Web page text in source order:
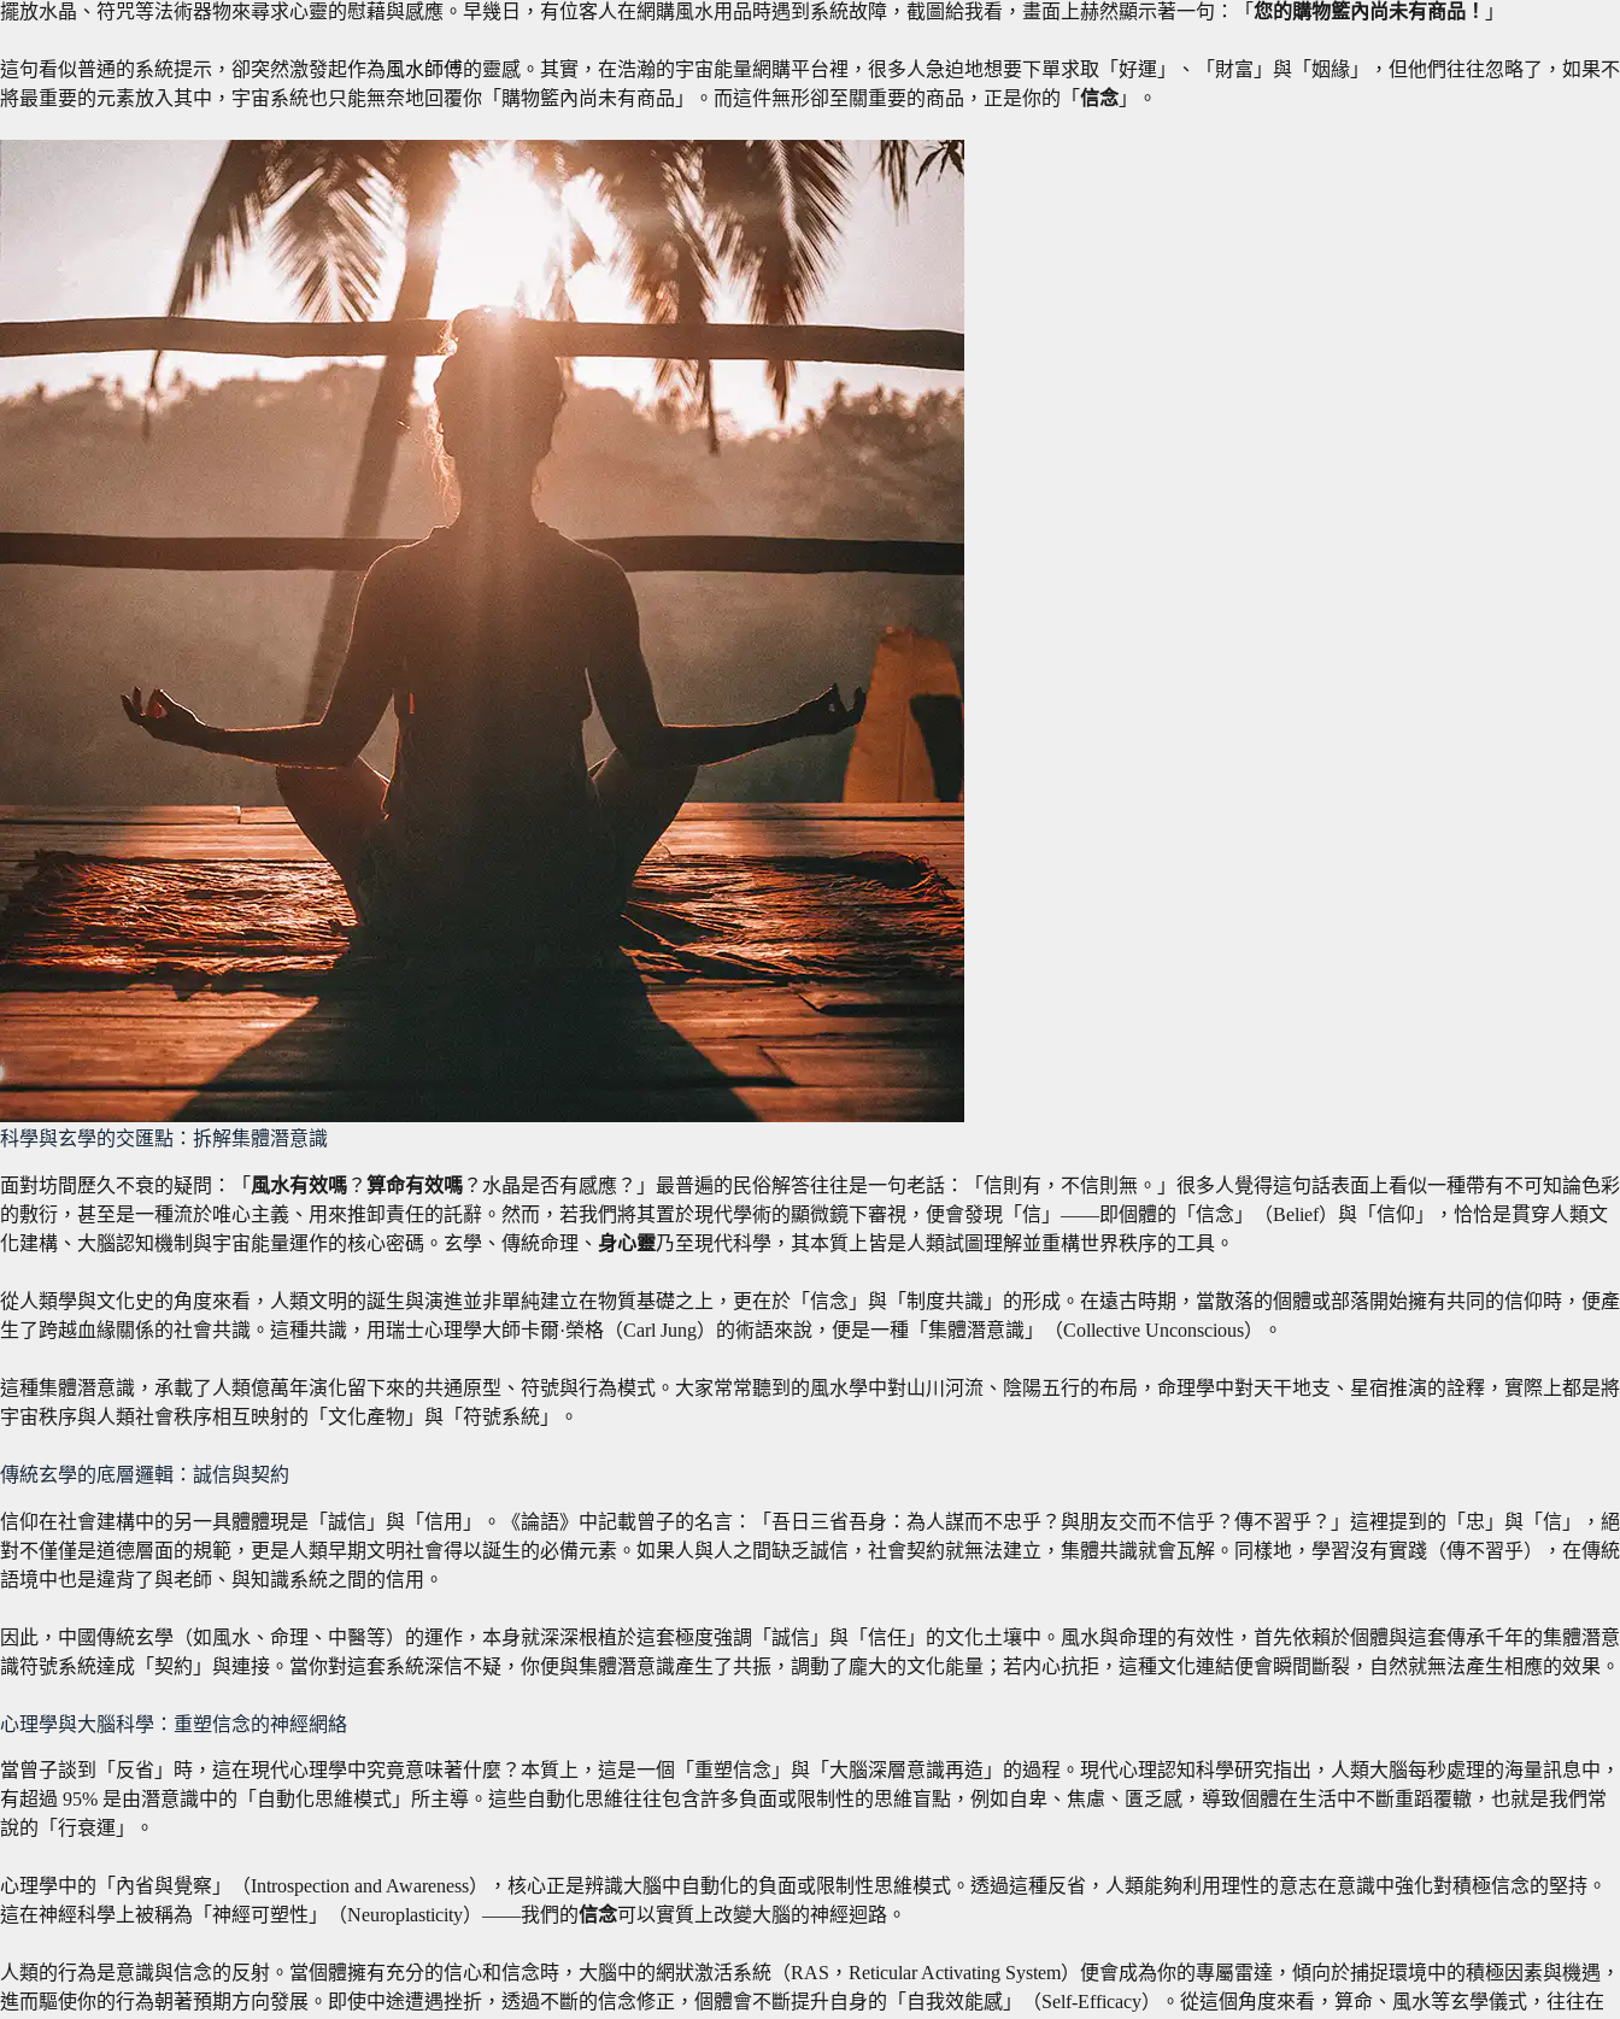
擺放水晶、符咒等法術器物來尋求心靈的慰藉與感應。早幾日，有位客人在網購風水用品時遇到系統故障，截圖給我看，畫面上赫然顯示著一句：「 您的購物籃內尚未有商品！ 」
這句看似普通的系統提示，卻突然激發起作為風水師傅的靈感。其實，在浩瀚的宇宙能量網購平台裡，很多人急迫地想要下單求取「好運」、「財富」與「姻緣」，但他們往往忽略了，如果不
將最重要的元素放入其中，宇宙系統也只能無奈地回覆你「購物籃內尚未有商品」。而這件無形卻至關重要的商品，正是你的「 信念 」。
科學與玄學的交匯點：拆解集體潛意識
面對坊間歷久不衰的疑問：「 風水有效嗎 ？ 算命有效嗎 ？水晶是否有感應？」最普遍的民俗解答往往是一句老話：「信則有，不信則無。」很多人覺得這句話表面上看似一種帶有不可知論色彩
的敷衍，甚至是一種流於唯心主義、用來推卸責任的託辭。然而，若我們將其置於現代學術的顯微鏡下審視，便會發現「信」——即個體的「信念」（Belief）與「信仰」，恰恰是貫穿人類文
化建構、大腦認知機制與宇宙能量運作的核心密碼。玄學、傳統命理、 身心靈乃至現代科學，其本質上皆是人類試圖理解並重構世界秩序的工具。
從人類學與文化史的角度來看，人類文明的誕生與演進並非單純建立在物質基礎之上，更在於「信念」與「制度共識」的形成。在遠古時期，當散落的個體或部落開始擁有共同的信仰時，便產
生了跨越血緣關係的社會共識。這種共識，用瑞士心理學大師卡爾·榮格（Carl Jung）的術語來說，便是一種「集體潛意識」（Collective Unconscious）。
這種集體潛意識，承載了人類億萬年演化留下來的共通原型、符號與行為模式。大家常常聽到的風水學中對山川河流、陰陽五行的布局，命理學中對天干地支、星宿推演的詮釋，實際上都是將
宇宙秩序與人類社會秩序相互映射的「文化產物」與「符號系統」。
傳統玄學的底層邏輯：誠信與契約
信仰在社會建構中的另一具體體現是「誠信」與「信用」。《論語》中記載曾子的名言：「吾日三省吾身：為人謀而不忠乎？與朋友交而不信乎？傳不習乎？」這裡提到的「忠」與「信」，絕
對不僅僅是道德層面的規範，更是人類早期文明社會得以誕生的必備元素。如果人與人之間缺乏誠信，社會契約就無法建立，集體共識就會瓦解。同樣地，學習沒有實踐（傳不習乎），在傳統
語境中也是違背了與老師、與知識系統之間的信用。
因此，中國傳統玄學（如風水、命理、中醫等）的運作，本身就深深根植於這套極度強調「誠信」與「信任」的文化土壤中。風水與命理的有效性，首先依賴於個體與這套傳承千年的集體潛意
識符號系統達成「契約」與連接。當你對這套系統深信不疑，你便與集體潛意識產生了共振，調動了龐大的文化能量；若内心抗拒，這種文化連結便會瞬間斷裂，自然就無法產生相應的效果。
心理學與大腦科學：重塑信念的神經網絡
當曾子談到「反省」時，這在現代心理學中究竟意味著什麼？本質上，這是一個「重塑信念」與「大腦深層意識再造」的過程。現代心理認知科學研究指出，人類大腦每秒處理的海量訊息中，
有超過 95% 是由潛意識中的「自動化思維模式」所主導。這些自動化思維往往包含許多負面或限制性的思維盲點，例如自卑、焦慮、匱乏感，導致個體在生活中不斷重蹈覆轍，也就是我們常
說的「行衰運」。
心理學中的「內省與覺察」（Introspection and Awareness），核心正是辨識大腦中自動化的負面或限制性思維模式。透過這種反省，人類能夠利用理性的意志在意識中強化對積極信念的堅持。
這在神經科學上被稱為「神經可塑性」（Neuroplasticity）——我們的信念可以實質上改變大腦的神經迴路。
人類的行為是意識與信念的反射。當個體擁有充分的信心和信念時，大腦中的網狀激活系統（RAS，Reticular Activating System）便會成為你的專屬雷達，傾向於捕捉環境中的積極因素與機遇，
進而驅使你的行為朝著預期方向發展。即使中途遭遇挫折，透過不斷的信念修正，個體會不斷提升自身的「自我效能感」（Self-Efficacy）。從這個角度來看，算命、風水等玄學儀式，往往在